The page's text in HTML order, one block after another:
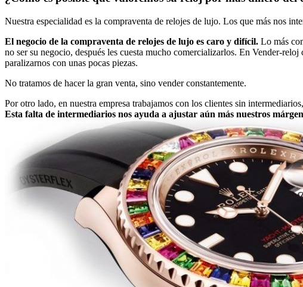
Nuestra especialidad es la compraventa de relojes de lujo. Los que más nos
El negocio de la compraventa de relojes de lujo es caro y difícil. Lo más
no ser su negocio, después les cuesta mucho comercializarlos. En Vender-
paralizarnos con unas pocas piezas.
No tratamos de hacer la gran venta, sino vender constantemente.
Por otro lado, en nuestra empresa trabajamos con los clientes sin
Esta falta de intermediarios nos ayuda a ajustar aún más nuestros